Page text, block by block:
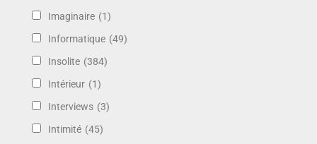
Imaginaire (1)
Informatique (49)
Insolite (384)
Intérieur (1)
Interviews (3)
Intimité (45)